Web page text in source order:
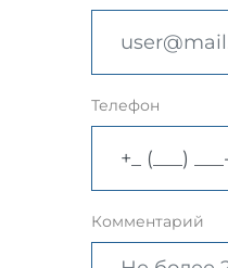
Телефон
Комментарий